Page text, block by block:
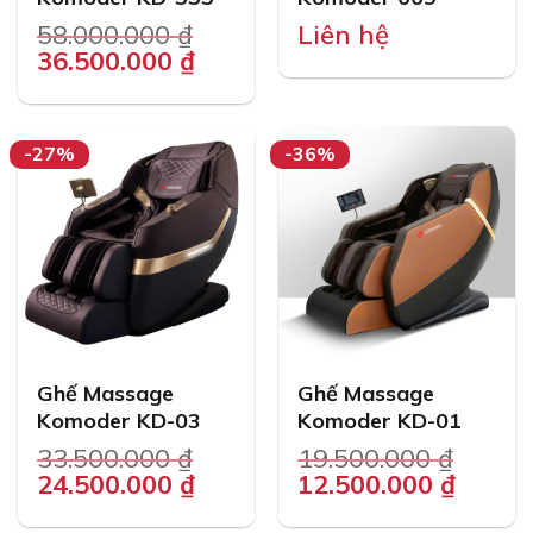
58.000.000₫
Original
was:
58.000.000 ₫.
36.500.000 ₫Current
is:
36.500.000 ₫.
Liên hệ
-27%
Ghế Massage
Komoder KD-03
33.500.000₫
Original
24.500.000 ₫Current
-36%
Ghế Massage
Komoder KD-01
19.500.000₫
Original
12.500.000 ₫